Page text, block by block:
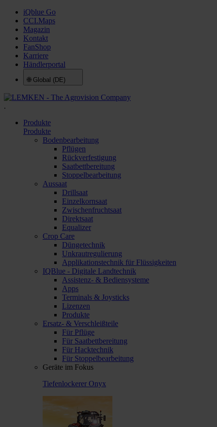
iQblue Go
CCI.Maps
Magazin
Kontakt
FanShop
Karriere
Händlerportal
🌐 Global (DE)
.
Produkte
Produkte
Bodenbearbeitung
Pflügen
Rückverfestigung
Saatbettbereitung
Stoppelbearbeitung
Aussaat
Drillsaat
Einzelkornsaat
Zwischenfruchtsaat
Direktsaat
Equalizer
Crop Care
Düngetechnik
Unkrautregulierung
Applikationstechnik für Flüssigkeiten
IQBlue - Digitale Landtechnik
Assistenz- & Bediensysteme
Apps
Terminals & Joysticks
Lizenzen
Produkte
Ersatz- & Verschleißteile
Für Pflüge
Für Saatbettbereitung
Für Hacktechnik
Für Stoppelbearbeitung
Geräte im Fokus
Tiefenlockerer Onyx